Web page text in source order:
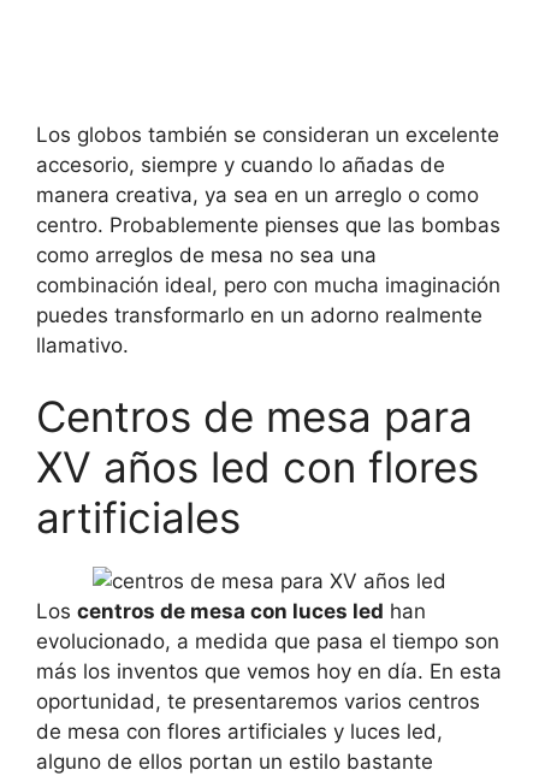
Los globos también se consideran un excelente
accesorio, siempre y cuando lo añadas de
manera creativa, ya sea en un arreglo o como
centro. Probablemente pienses que las bombas
como arreglos de mesa no sea una
combinación ideal, pero con mucha imaginación
puedes transformarlo en un adorno realmente
llamativo.
Centros de mesa para
XV años led con flores
artificiales
Los centros de mesa con luces led han
evolucionado, a medida que pasa el tiempo son
más los inventos que vemos hoy en día. En esta
oportunidad, te presentaremos varios centros
de mesa con flores artificiales y luces led,
alguno de ellos portan un estilo bastante